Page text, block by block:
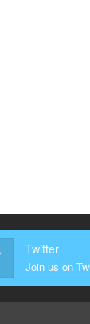
Twitter
Join us on